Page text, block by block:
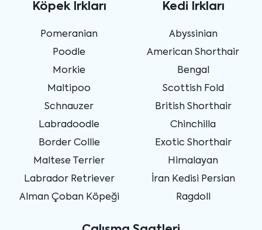
Köpek Irkları
Pomeranian
Poodle
Morkie
Maltipoo
Schnauzer
Labradoodle
Border Collie
Maltese Terrier
Labrador Retriever
Alman Çoban Köpeği
Kedi Irkları
Abyssinian
American Shorthair
Bengal
Scottish Fold
British Shorthair
Chinchilla
Exotic Shorthair
Himalayan
İran Kedisi Persian
Ragdoll